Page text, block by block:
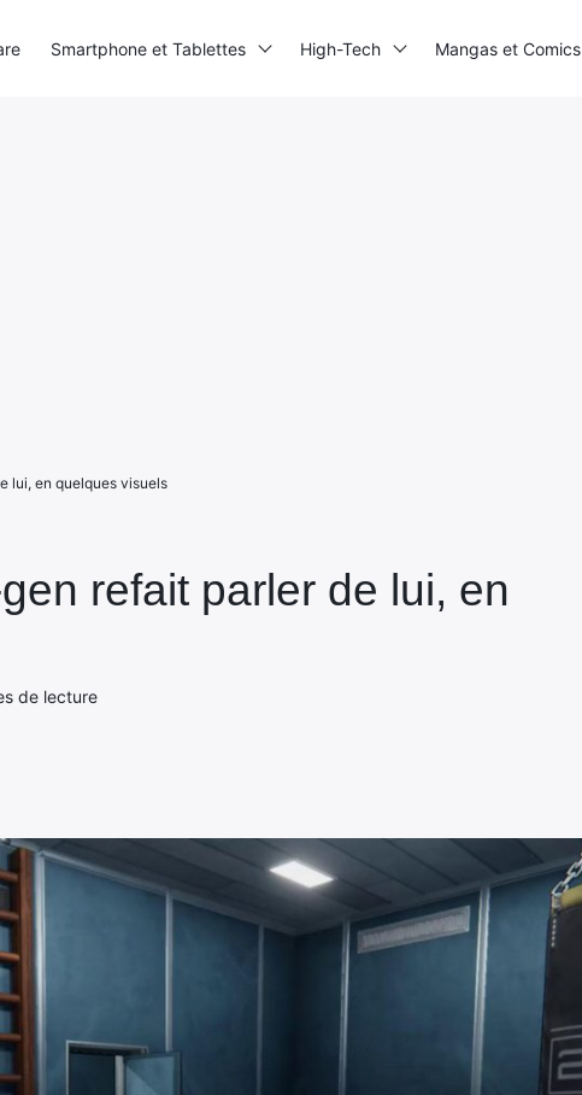
refait parler de lui, en
de lecture
lui, en quelques visuels
Smartphone et Tablettes High-Tech Mangas et Comics